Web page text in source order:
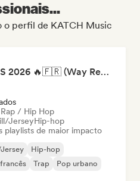
o perfil de KATCH Music
RAP FRANÇAIS 2026 🔥🇫🇷 (Way Records)
/ Hip Hop
JerseyHip-hop
playlists de maior impacto
Hip-hop
Trap
Pop urbano